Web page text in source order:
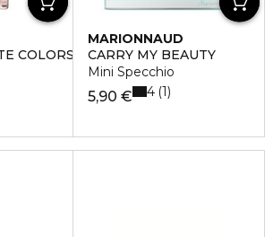
COLORS
MARIONNAUD
CARRY MY BEAUTY
Mini Specchio
5,90 € 4 1